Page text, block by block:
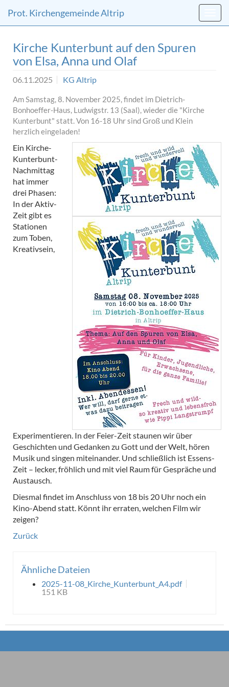
zum
Inhalt
Prot. Kirchengemeinde Altrip
zum
Inhalt
Kirche Kunterbunt auf den Spuren
von Elsa, Anna und Olaf
06.11.2025 KG Altrip
Am Samstag, 8. November 2025, findet im Dietrich-
Bonhoeffer-Haus, Ludwigstr. 13 (Saal), wieder die "Kirche
Kunterbunt" statt. Von 16-18 Uhr sind Groß und Klein
herzlich eingeladen!
Ein Kirche-
Kunterbunt-
Nachmittag
hat immer
drei Phasen:
In der Aktiv-
Zeit gibt es
Stationen
zum Toben,
Kreativsein,
Experimentieren. In der Feier-Zeit staunen wir über
Geschichten und Gedanken zu Gott und der Welt, hören
Musik und singen miteinander. Und schließlich ist Essens-
Zeit – lecker, fröhlich und mit viel Raum für Gespräche und
Austausch.
Diesmal findet im Anschluss von 18 bis 20 Uhr noch ein
Kino-Abend statt. Könnt ihr erraten, welchen Film wir
zeigen?
Zurück
Ähnliche Dateien
2025-11-08_Kirche_Kunterbunt_A4.pdf
151 KB